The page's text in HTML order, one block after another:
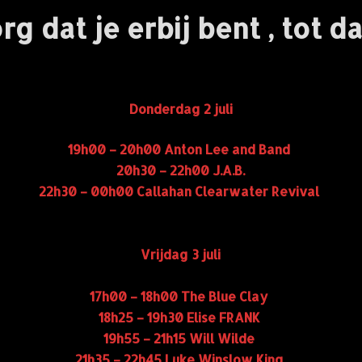
dat je erbij bent , tot
Donderdag 2 juli
19h00 – 20h00 Anton Lee and Band
20h30 – 22h00 J.A.B.
22h30 – 00h00 Callahan Clearwater Revival
Vrijdag 3 juli
17h00 – 18h00 The Blue Clay
18h25 – 19h30 Elise FRANK
19h55 – 21h15 Will Wilde